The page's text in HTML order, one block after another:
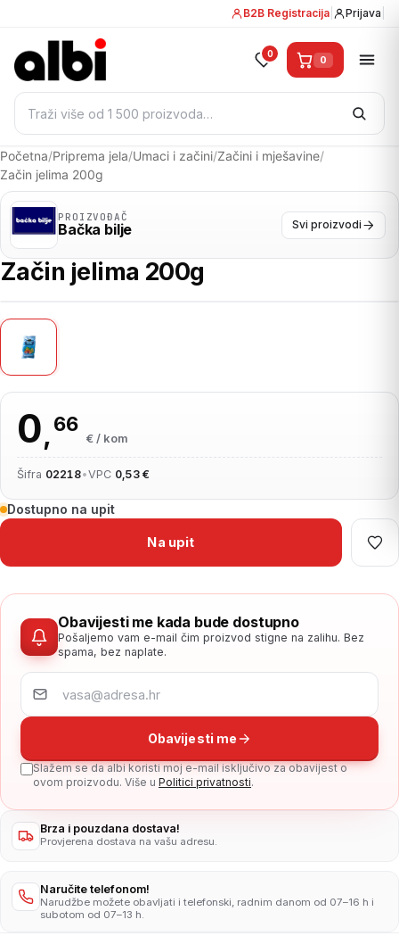
B2B Registracija Prijava
Pretraži:
0 0
Početna/Priprema jela/Umaci i začini/Začini i mješavine/
Začin jelima 200g
PROIZVOĐAČ
Bačka bilje Svi proizvodi
Začin jelima 200g
0,66
€ / kom
Šifra 02218•VPC 0,53 €
Dostupno na upit
Na upit
Obavijesti me kada bude dostupno
Pošaljemo vam e-mail čim proizvod stigne na zalihu. Bez
spama, bez naplate.
Obavijesti me
Slažem se da albi koristi moj e-mail isključivo za obavijest o
ovom proizvodu. Više u Politici privatnosti.
Brza i pouzdana dostava!
Provjerena dostava na vašu adresu.
Naručite telefonom!
Narudžbe možete obavljati i telefonski, radnim danom od 07–16 h i
subotom od 07–13 h.